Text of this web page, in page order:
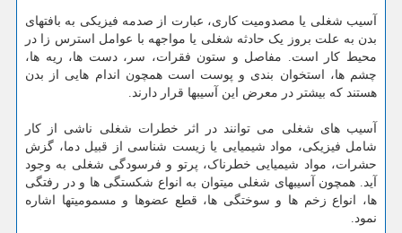
آسیب شغلی یا مصدومیت کاری، عبارت از صدمه فیزیکی به بافتهای
بدن به علت بروز یک حادثه شغلی یا مواجهه با عوامل استرس زا در
محیط کار است. مفاصل و ستون فقرات، سر، دست ها، ریه ها،
چشم ها، استخوان بندی و پوست است همچون اندام هایی از بدن
هستند که بیشتر در معرض این آسیبها قرار دارند.
آسیب های شغلی می توانند در اثر خطرات شغلی ناشی از کار
شامل فیزیکی، مواد شیمیایی یا زیست شناسی از قبیل دما، گزش
حشرات، مواد شیمیایی خطرناک، پرتو و فرسودگی شغلی به وجود
آید. همچون آسیبهای شغلی میتوان به انواع شکستگی ها و در رفتگی
ها، انواع زخم ها و سوختگی ها، قطع عضوها و مسمومیتها اشاره
نمود.